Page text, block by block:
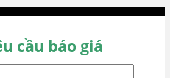
cầu báo giá